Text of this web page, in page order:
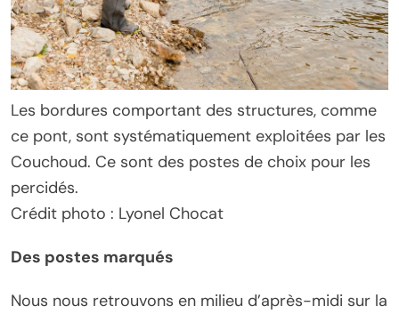
Les bordures comportant des structures, comme
ce pont, sont systématiquement exploitées par les
Couchoud. Ce sont des postes de choix pour les
percidés.
Crédit photo : Lyonel Chocat
Des postes marqués
Nous nous retrouvons en milieu d’après-midi sur la